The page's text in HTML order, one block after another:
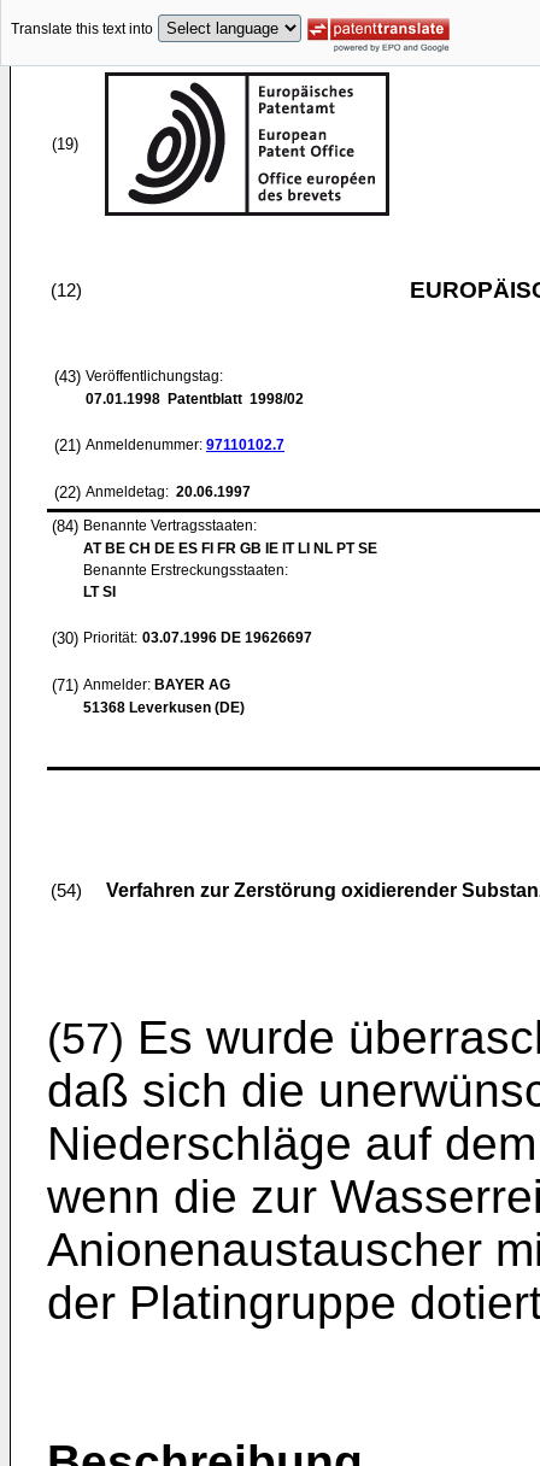
Translate this text into
(19)
(12)
(43) Veröffentlichungstag:
07.01.1998 Patentblatt 1998/02
(21) Anmeldenummer: 97110102.7
(22) Anmeldetag: 20.06.1997
(84) Benannte Vertragsstaaten:
AT BE CH DE ES FI FR GB IE IT LI NL PT SE
Benannte Erstreckungsstaaten:
LT SI
(30) Priorität: 03.07.1996 DE 19626697
(71) Anmelder: BAYER AG
51368 Leverkusen (DE)
(54) Verfahren zur Zerstörung oxidierender
(57) Es wurde
daß sich die
Niederschläge auf
wenn die zur
Anionenaustauscher
der Platingruppe